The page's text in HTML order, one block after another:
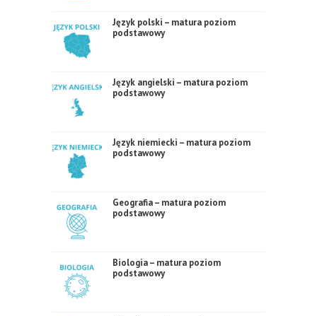
Język polski – matura poziom
podstawowy
Język angielski – matura poziom
podstawowy
Język niemiecki – matura poziom
podstawowy
Geografia – matura poziom
podstawowy
Biologia – matura poziom
podstawowy